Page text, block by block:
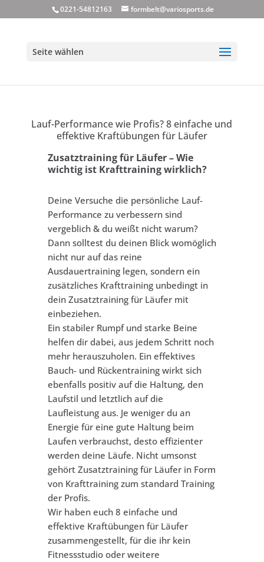
0221-54812163 formbelt@variosports.de
Seite wählen
Lauf-Performance wie Profis? 8 einfache und
effektive Kraftübungen für Läufer
Zusatztraining für Läufer – Wie
wichtig ist Krafttraining wirklich?
Deine Versuche die persönliche Lauf-
Performance zu verbessern sind
vergeblich & du weißt nicht warum?
Dann solltest du deinen Blick womöglich
nicht nur auf das reine
Ausdauertraining legen, sondern ein
zusätzliches Krafttraining unbedingt in
dein Zusatztraining für Läufer mit
einbeziehen.
Ein stabiler Rumpf und starke Beine
helfen dir dabei, aus jedem Schritt noch
mehr herauszuholen. Ein effektives
Bauch- und Rückentraining wirkt sich
ebenfalls positiv auf die Haltung, den
Laufstil und letztlich auf die
Laufleistung aus. Je weniger du an
Energie für eine gute Haltung beim
Laufen verbrauchst, desto effizienter
werden deine Läufe. Nicht umsonst
gehört Zusatztraining für Läufer in Form
von Krafttraining zum standard Training
der Profis.
Wir haben euch 8 einfache und
effektive Kraftübungen für Läufer
zusammengestellt, für die ihr kein
Fitnessstudio oder weitere